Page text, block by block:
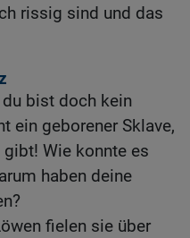
rissig sind und das
du bist doch kein
ein geborener Sklave,
Wie konnte es
haben deine
fielen sie über